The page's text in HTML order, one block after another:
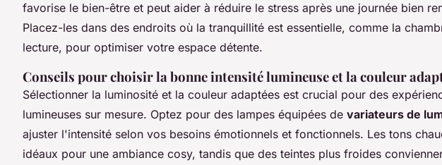
favorise le bien-être et peut aider à réduire le stress après une journée bien
Placez-les dans des endroits où la tranquillité est essentielle, comme la
lecture, pour optimiser votre espace détente.
Conseils pour choisir la bonne intensité lumineuse et la couleur
Sélectionner la luminosité et la couleur adaptées est crucial pour des
lumineuses sur mesure. Optez pour des lampes équipées de variateurs de
ajuster l'intensité selon vos besoins émotionnels et fonctionnels. Les tons
idéaux pour une ambiance cosy, tandis que des teintes plus froides